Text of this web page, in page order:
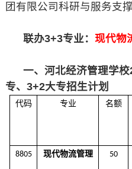
团有限公司科研与服务支撑
联办3+3专业： 现代物
一、河北经济管理学
专、3+2大专招生计划
代码 专业 名额
8805 现代物流管理 50